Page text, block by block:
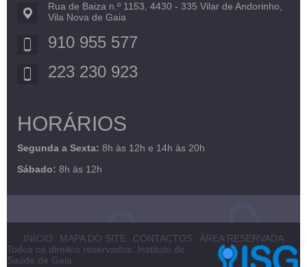
Rua de Baiza n.º 1153, 4430 - 335 Vilar de Andorinho,
Vila Nova de Gaia
910 955 577
223 230 923
HORÁRIOS
Segunda a Sexta: 8h às 12h e 14h às 20h
Sábado: 8h às 12h
INÍCIO MAPA DO SITE CONTACTOS
ÁREA RESERVADA
Todos os direitos reservados. Instituto de
Saúde de Gaia